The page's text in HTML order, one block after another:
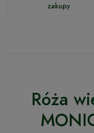
zakupy
Róża